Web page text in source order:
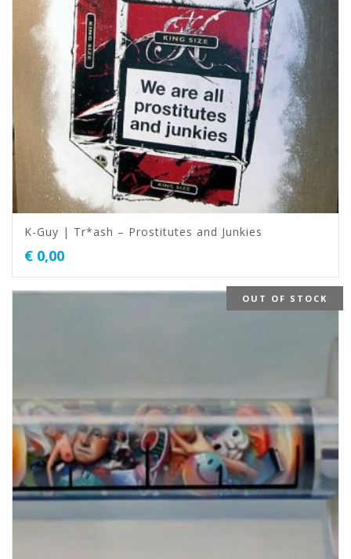
K-Guy | Tr*ash – Prostitutes and Junkies
€ 0,00
OUT OF STOCK